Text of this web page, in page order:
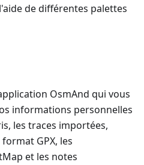
de différentes palettes
OsmAnd qui vous
informations personnelles
les traces importées,
GPX, les
et les notes